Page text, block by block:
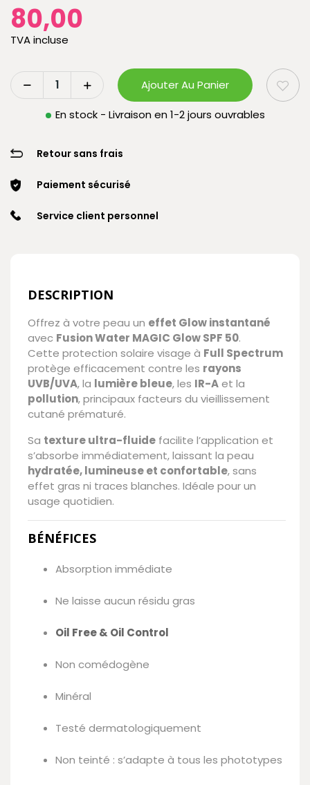
80,00
TVA incluse
Ajouter Au Panier
En stock - Livraison en 1-2 jours ouvrables
Retour sans frais
Paiement sécurisé
Service client personnel
DESCRIPTION
Offrez à votre peau un effet Glow instantané
avec Fusion Water MAGIC Glow SPF 50.
Cette protection solaire visage à Full Spectrum
protège efficacement contre les rayons
UVB/UVA, la lumière bleue, les IR-Aet la
pollution, principaux facteurs du vieillissement
cutané prématuré.
Sa texture ultra-fluide facilite l’application et
s’absorbe immédiatement, laissant la peau
hydratée, lumineuse et confortable, sans
effet gras ni traces blanches. Idéale pour un
usage quotidien.
BÉNÉFICES
Absorption immédiate
Ne laisse aucun résidu gras
Oil Free & Oil Control
Non comédogène
Minéral
Testé dermatologiquement
Non teinté : s’adapte à tous les phototypes